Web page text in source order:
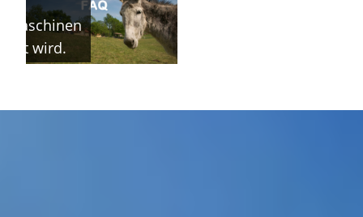
wird.